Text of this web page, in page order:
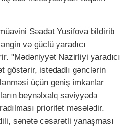
Səadət Yusifova bildirib
və güclü yaradıcı
"Mədəniyyət Nazirliyi yaradıcı
göstərir, istedadlı gənclərin
üçün geniş imkanlar
beynəlxalq səviyyədə
prioritet məsələdir.
sənətə cəsarətli yanaşması